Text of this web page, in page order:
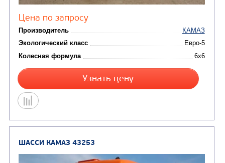
ШАССИ КАМАЗ 43118